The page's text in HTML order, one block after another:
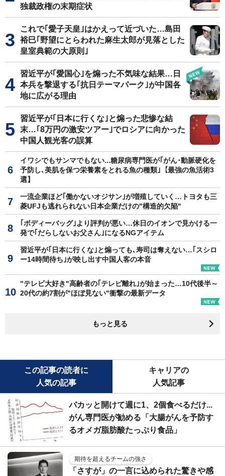
独裁政権の末期症状
これで｢愛子天皇｣はかえって近づいた…島田
裕巳｢野望にとらわれた麻生太郎が見落とした
皇室典範の大原則｣
習近平が｢愛国心｣を煽った不気味な結果…日
本兵を撃退する｢抗日テーマパーク｣が中国各
地に広がる理由
習近平が｢日本に行くな｣と煽った悲惨な結
末…｢8万円の激安ツアー｣でロシアに向かった
中国人観光客の誤算
イワシでもサンマでもない...糖尿病専門医が｢がん･動脈硬化を
予防し､美肌を保つ栄養素をとれる魚の種類｣【最強の魚活術3
選】
一流企業ほど｢働かないオジサン｣が増殖していく…トヨタも三
菱UFJも逃れられない日本企業だけの"構造的欠陥"
｢ボディーバッグ｣より評判が悪い…休日のイオンで見かける一
発で｢だらしないお父さん｣になるNGアイテム
習近平が｢日本に行くな｣と煽っても､寿司は奪えない…｢スシロ
ー14時間待ち｣が映し出す中国人客の本音
"テレビ大好き"高齢者の｢テレビ離れ｣が始まった…10代後半～
20代の約7割が"ほぼ見ない"衝撃の最新データ
もっと見る
この記事の読者に
人気の記事
キャリアの
人気記事
パカッと開けて週に1、2個食べるだけ...
がん専門医が勧める「大腸がんを予防す
るオメガ脂肪酸たっぷり食品」
期待を超えるチームの強さ
「さすが」の一言に込められた驚きや感